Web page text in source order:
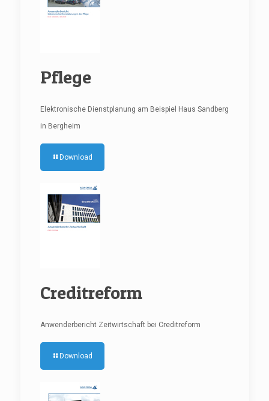
Pflege
Elektronische Dienstplanung am Beispiel Haus Sandberg
in Bergheim
Download
Creditreform
Anwenderbericht Zeitwirtschaft bei Creditreform
Download